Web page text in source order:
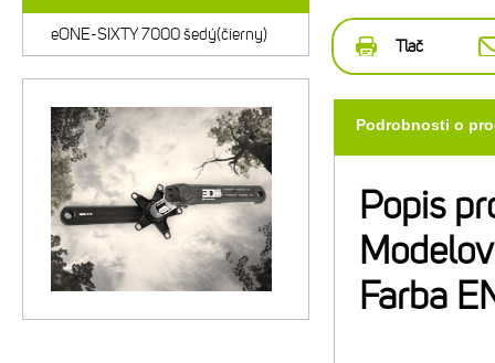
Tlač
Podrobnosti o
Popis
Farba
eONE-SIXTY 7000 šedý(čierny)